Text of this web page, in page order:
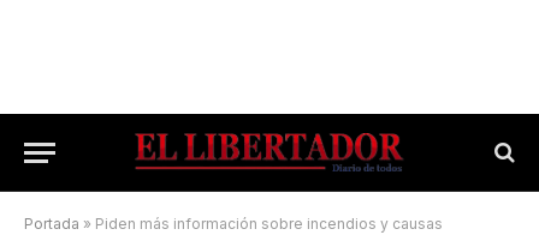
Portada » Piden más información sobre incendios y causas